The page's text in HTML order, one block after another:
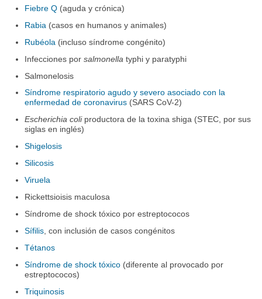
Fiebre Q (aguda y crónica)
Rabia (casos en humanos y animales)
Rubéola (incluso síndrome congénito)
Infecciones porsalmonella typhi y paratyphi
Salmonelosis
Síndrome respiratorio agudo y severo asociado con la
enfermedad de coronavirus (SARS CoV-2)
Escherichia coliproductora de la toxina shiga (STEC, por sus
siglas en inglés)
Shigelosis
Silicosis
Viruela
Rickettsioisis maculosa
Síndrome de shock tóxico por estreptococos
Sífilis, con inclusión de casos congénitos
Tétanos
Síndrome de shock tóxico (diferente al provocado por
estreptococos)
Triquinosis